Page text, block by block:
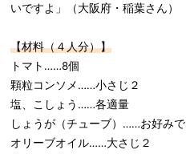
いですよ」（大阪府・稲葉さん）
【材料（４人分）】
トマト……8個
顆粒コンソメ……小さじ２
塩、こしょう……各適量
しょうが（チューブ）……お好みで
オリーブオイル……大さじ２